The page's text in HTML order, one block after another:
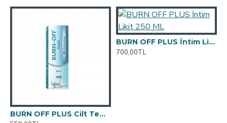
BURN OFF PLUS Cilt Temizleme Spreyi 100 ML
BURN OFF PLUS İntim Likit 250 ML
700,00TL